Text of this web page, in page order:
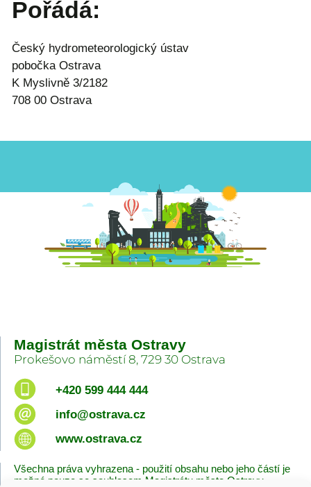
Pořádá:
Český hydrometeorologický ústav
pobočka Ostrava
K Myslivně 3/2182
708 00 Ostrava
Magistrát města Ostravy
Prokešovo náměstí 8, 729 30 Ostrava
+420 599 444 444
info@ostrava.cz
www.ostrava.cz
Všechna práva vyhrazena - použití obsahu nebo jeho částí je
možné pouze se souhlasem Magistrátu města Ostravy.